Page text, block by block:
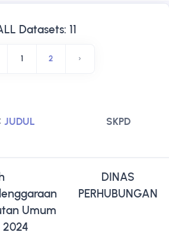
Datasets: 11
1 2 ›
JUDUL SKPD
Umum
2024
DINAS
PERHUBUNGAN